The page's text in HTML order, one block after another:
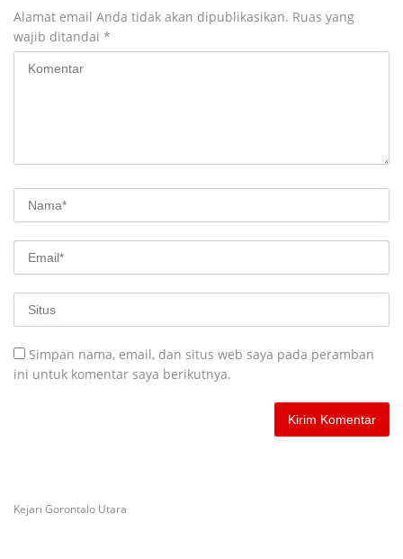
Alamat email Anda tidak akan dipublikasikan. Ruas yang
wajib ditandai *
Simpan nama, email, dan situs web saya pada peramban
ini untuk komentar saya berikutnya.
Kejari Gorontalo Utara